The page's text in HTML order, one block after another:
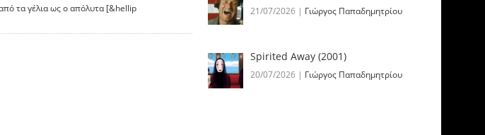
τα γέλια ως ο απόλυτα [&hellip
21/07/2026 | Γιώργος Παπαδημητρίου
Spirited Away (2001)
20/07/2026 | Γιώργος Παπαδημητρίου